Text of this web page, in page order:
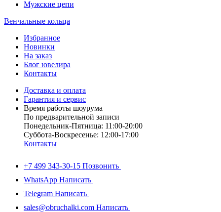
Мужские цепи
Венчальные кольца
Избранное
Новинки
На заказ
Блог ювелира
Контакты
Доставка и оплата
Гарантия и сервис
Время работы шоурума
По предварительной записи
Понедельник-Пятница: 11:00-20:00
Суббота-Bоcкресенье: 12:00-17:00
Контакты
+7 499 343-30-15 Позвонить
WhatsApp Написать
Telegram Написать
sales@obruchalki.com Написать